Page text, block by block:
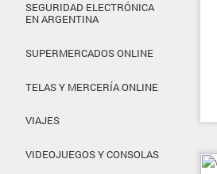
SEGURIDAD ELECTRÓNICA
EN ARGENTINA
SUPERMERCADOS ONLINE
TELAS Y MERCERÍA ONLINE
VIAJES
VIDEOJUEGOS Y CONSOLAS